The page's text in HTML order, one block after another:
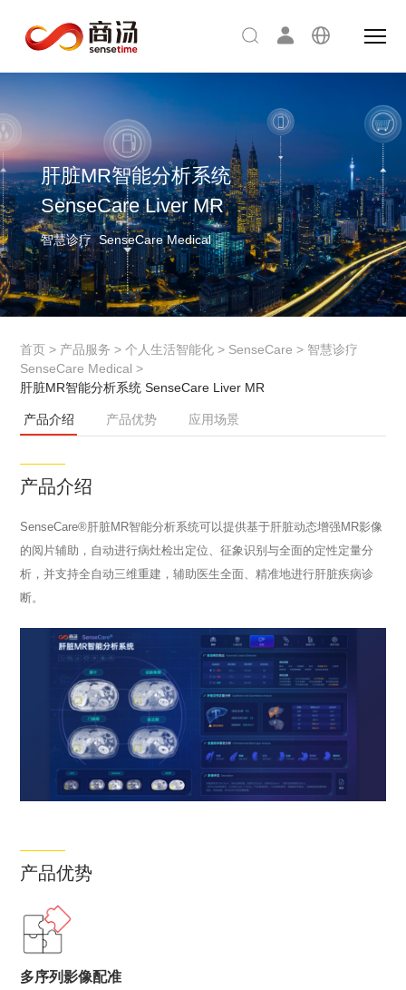
肝脏MR智能分析系统
SenseCare Liver MR
智慧诊疗 SenseCare Medical
首页 > 产品服务 >个人生活智能化 > SenseCare > 智慧诊疗
SenseCare Medical >
肝脏MR智能分析系统 SenseCare Liver MR
产品介绍 产品优势 应用场景
产品介绍
SenseCare®肝脏MR智能分析系统可以提供基于肝脏动态增强MR影像
的阅片辅助，自动进行病灶检出定位、征象识别与全面的定性定量分
析，并支持全自动三维重建，辅助医生全面、精准地进行肝脏疾病诊
断。
产品优势
多序列影像配准